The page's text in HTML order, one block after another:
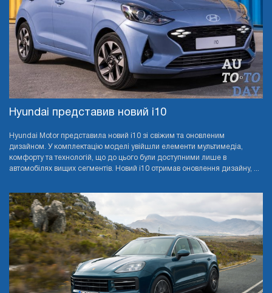
Hyundai представив новий i10
Hyundai Motor представила новий i10 зі свіжим та оновленим
дизайном. У комплектацію моделі увійшли елементи мультимедіа,
комфорту та технологій, що до цього були доступними лише в
автомобілях вищих сегментів. Новий i10 отримав оновлення дизайну, ...